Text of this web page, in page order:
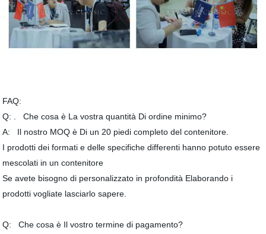
FAQ:
Q: . Che cosa è La vostra quantità Di ordine minimo?
A: Il nostro MOQ è Di un 20 piedi completo del contenitore.
I prodotti dei formati e delle specifiche differenti hanno potuto essere
mescolati in un contenitore
Se avete bisogno di personalizzato in profondità Elaborando i
prodotti vogliate lasciarlo sapere.
Q: Che cosa è Il vostro termine di pagamento?